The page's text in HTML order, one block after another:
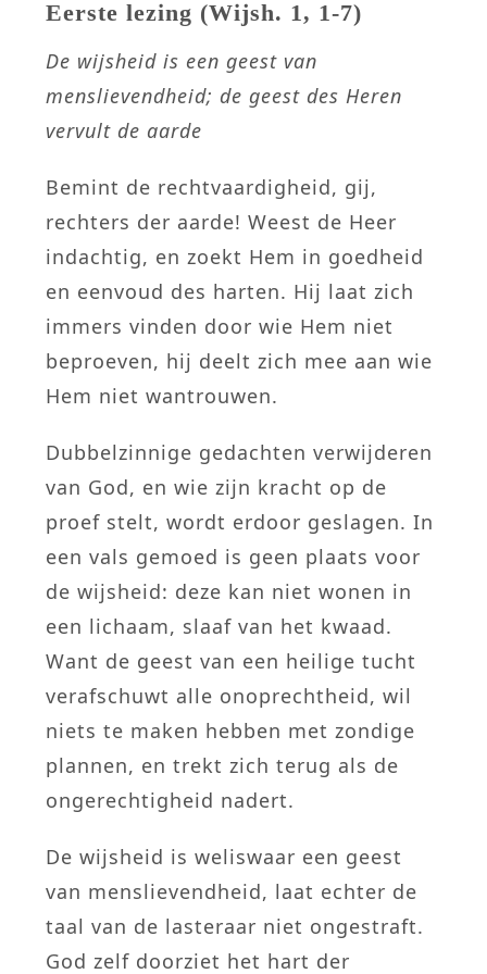
Eerste lezing (Wijsh. 1, 1-7)
De wijsheid is een geest van
menslievendheid; de geest des Heren
vervult de aarde
Bemint de rechtvaardigheid, gij,
rechters der aarde! Weest de Heer
indachtig, en zoekt Hem in goedheid
en eenvoud des harten. Hij laat zich
immers vinden door wie Hem niet
beproeven, hij deelt zich mee aan wie
Hem niet wantrouwen.
Dubbelzinnige gedachten verwijderen
van God, en wie zijn kracht op de
proef stelt, wordt erdoor geslagen. In
een vals gemoed is geen plaats voor
de wijsheid: deze kan niet wonen in
een lichaam, slaaf van het kwaad.
Want de geest van een heilige tucht
verafschuwt alle onoprechtheid, wil
niets te maken hebben met zondige
plannen, en trekt zich terug als de
ongerechtigheid nadert.
De wijsheid is weliswaar een geest
van menslievendheid, laat echter de
taal van de lasteraar niet ongestraft.
God zelf doorziet het hart der